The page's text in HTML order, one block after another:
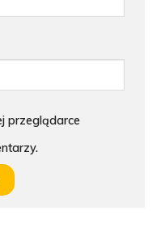
przeglądarce